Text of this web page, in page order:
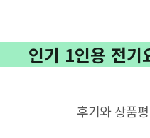
인기 1인용 전기
후기와 상품평